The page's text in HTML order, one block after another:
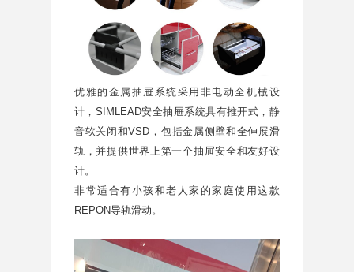
优雅的金属抽屉系统采用非电动全机械设
计，SIMLEAD安全抽屉系统具有推开式，静
音软关闭和VSD，包括金属侧壁和全伸展滑
轨，并提供世界上第一个抽屉安全和友好设
计。
非常适合有小孩和老人家的家庭使用这款
REPON导轨滑动。